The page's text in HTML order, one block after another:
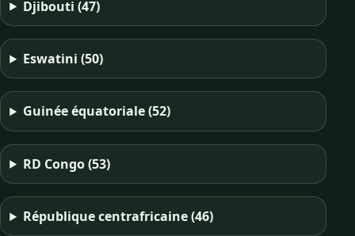
Djibouti(47)
Eswatini(50)
Guinée équatoriale(52)
RD Congo(53)
République centrafricaine(46)